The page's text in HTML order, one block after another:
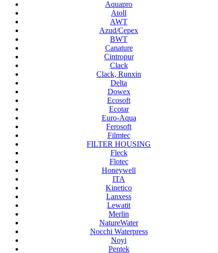
Aquapro
Atoll
AWT
Azud/Cepex
BWT
Canature
Cintropur
Clack
Clack, Runxin
Delta
Dowex
Ecosoft
Ecotar
Euro-Aqua
Ferosoft
Filmtec
FILTER HOUSING
Fleck
Flotec
Honeywell
ITA
Kinetico
Lanxess
Lewatit
Merlin
NatureWater
Nocchi Waterpress
Noyi
Pentek